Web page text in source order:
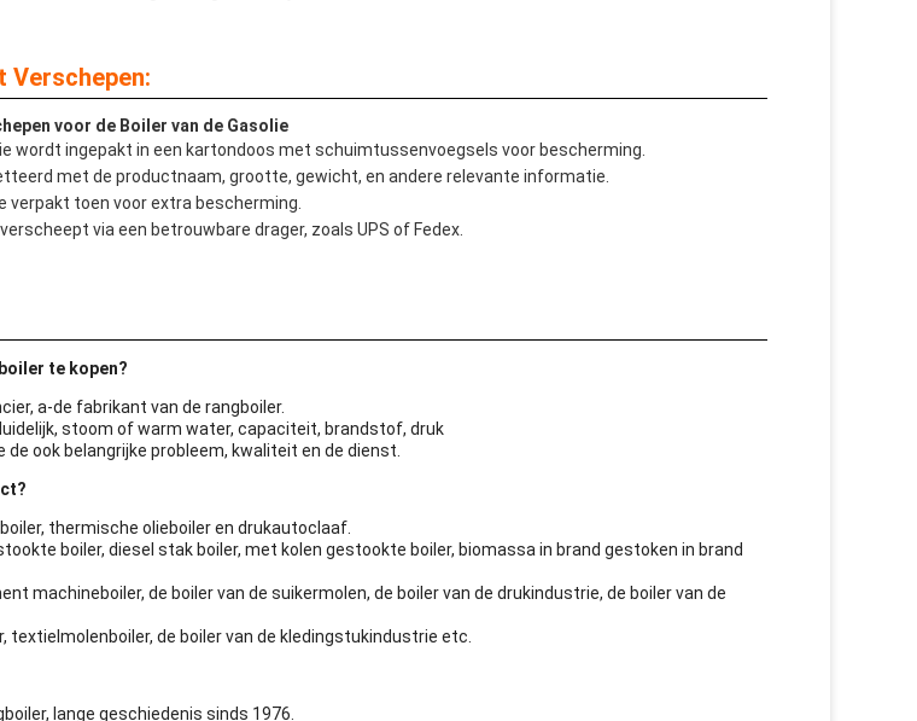
Verschepen:
voor de Boiler van de Gasolie
wordt ingepakt in een kartondoos met schuimtussenvoegsels voor bescherming.
met de productnaam, grootte, gewicht, en andere relevante informatie.
verpakt toen voor extra bescherming.
via een betrouwbare drager, zoals UPS of Fedex.
te kopen?
a-de fabrikant van de rangboiler.
stoom of warm water, capaciteit, brandstof, druk
de ook belangrijke probleem, kwaliteit en de dienst.
thermische olieboiler en drukautoclaaf.
boiler, diesel stak boiler, met kolen gestookte boiler, biomassa in brand gestoken in brand
machineboiler, de boiler van de suikermolen, de boiler van de drukindustrie, de boiler van de
textielmolenboiler, de boiler van de kledingstukindustrie etc.
lange geschiedenis sinds 1976.